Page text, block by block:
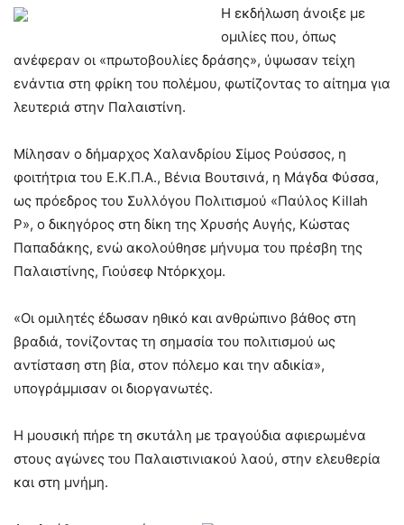
Η εκδήλωση άνοιξε με
ομιλίες που, όπως
ανέφεραν οι «πρωτοβουλίες δράσης», ύψωσαν τείχη
ενάντια στη φρίκη του πολέμου, φωτίζοντας το αίτημα για
λευτεριά στην Παλαιστίνη.
Μίλησαν ο δήμαρχος Χαλανδρίου Σίμος Ρούσσος, η
φοιτήτρια του Ε.Κ.Π.Α., Βένια Βουτσινά, η Μάγδα Φύσσα,
ως πρόεδρος του Συλλόγου Πολιτισμού «Παύλος Killah
P», ο δικηγόρος στη δίκη της Χρυσής Αυγής, Κώστας
Παπαδάκης, ενώ ακολούθησε μήνυμα του πρέσβη της
Παλαιστίνης, Γιούσεφ Ντόρκχομ.
«Οι ομιλητές έδωσαν ηθικό και ανθρώπινο βάθος στη
βραδιά, τονίζοντας τη σημασία του πολιτισμού ως
αντίσταση στη βία, στον πόλεμο και την αδικία»,
υπογράμμισαν οι διοργανωτές.
Η μουσική πήρε τη σκυτάλη με τραγούδια αφιερωμένα
στους αγώνες του Παλαιστινιακού λαού, στην ελευθερία
και στη μνήμη.